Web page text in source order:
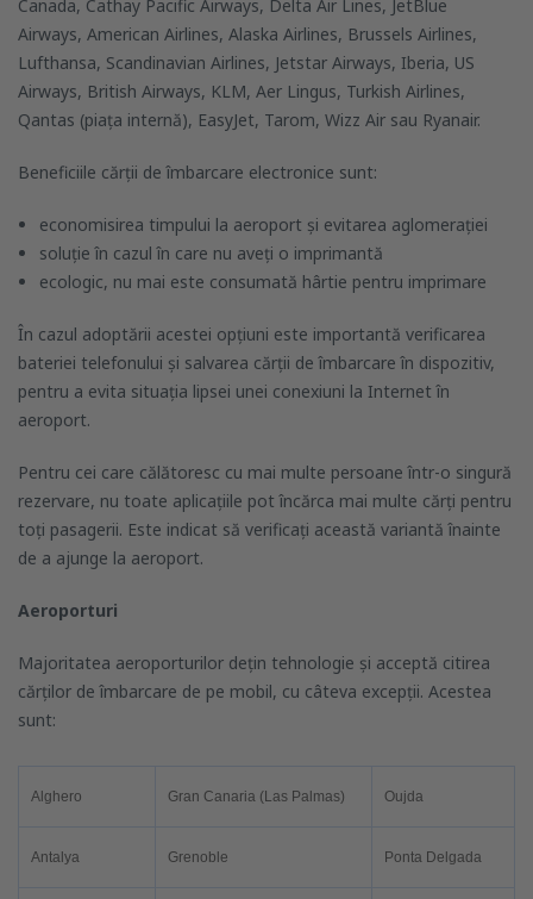
Canada, Cathay Pacific Airways, Delta Air Lines, JetBlue
Airways, American Airlines, Alaska Airlines, Brussels Airlines,
Lufthansa, Scandinavian Airlines, Jetstar Airways, Iberia, US
Airways, British Airways, KLM, Aer Lingus, Turkish Airlines,
Qantas (piața internă), EasyJet, Tarom, Wizz Air sau Ryanair.
Beneficiile cărții de îmbarcare electronice sunt:
economisirea timpului la aeroport și evitarea aglomerației
soluție în cazul în care nu aveți o imprimantă
ecologic, nu mai este consumată hârtie pentru imprimare
În cazul adoptării acestei opțiuni este importantă verificarea
bateriei telefonului și salvarea cărții de îmbarcare în dispozitiv,
pentru a evita situația lipsei unei conexiuni la Internet în
aeroport.
Pentru cei care călătoresc cu mai multe persoane într-o singură
rezervare, nu toate aplicațiile pot încărca mai multe cărți pentru
toți pasagerii. Este indicat să verificați această variantă înainte
de a ajunge la aeroport.
Aeroporturi
Majoritatea aeroporturilor dețin tehnologie și acceptă citirea
cărților de îmbarcare de pe mobil, cu câteva excepții. Acestea
sunt:
Alghero Gran Canaria (Las Palmas) Oujda
Antalya Grenoble Ponta Delgada